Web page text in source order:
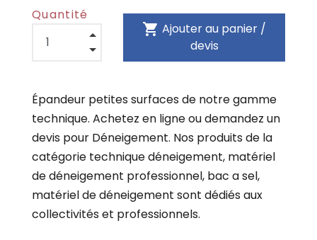
Quantité
shopping_cart Ajouter au panier /
devis
Épandeur petites surfaces de notre gamme
technique. Achetez en ligne ou demandez un
devis pour Déneigement. Nos produits de la
catégorie technique déneigement, matériel
de déneigement professionnel, bac a sel,
matériel de déneigement sont dédiés aux
collectivités et professionnels.